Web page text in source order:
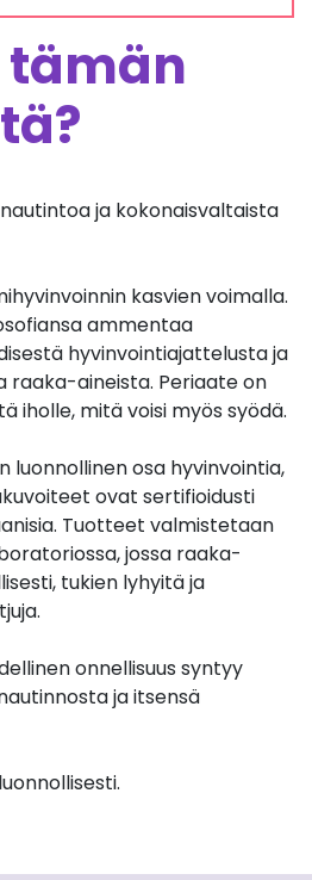
tämän
ja kokonaisvaltaista
kasvien voimalla.
ammentaa
hyvinvointiajattelusta ja
raaka-aineista. Periaate on
iholle, mitä voisi myös syödä.
luonnollinen osa hyvinvointia,
ovat sertifioidusti
Tuotteet valmistetaan
jossa raaka-
tukien lyhyitä ja
onnellisuus syntyy
ja itsensä